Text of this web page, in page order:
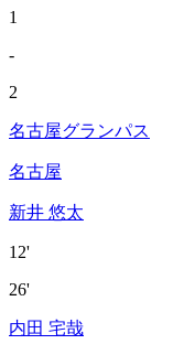
1
-
2
名古屋グランパス
名古屋
新井 悠太
12'
26'
内田 宅哉